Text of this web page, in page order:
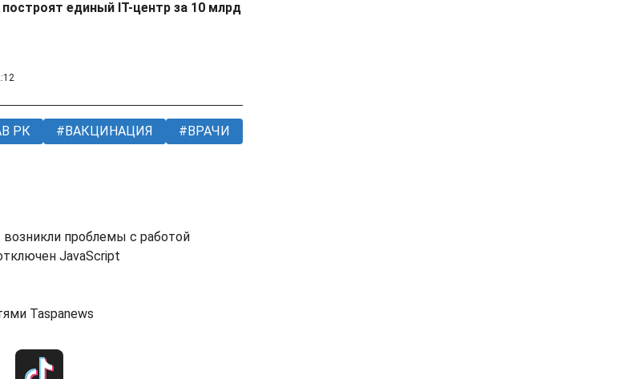
единый IT-центр за 10 млрд
РК ВАКЦИНАЦИЯ ВРАЧИ
проблемы с работой
JavaScript
Taspanews